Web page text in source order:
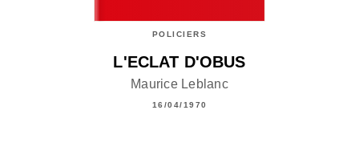
POLICIERS
L'ECLAT D'OBUS
Maurice Leblanc
16/04/1970